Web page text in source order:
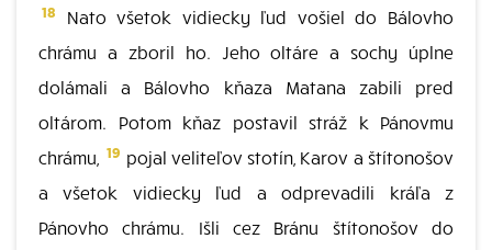
18
Nato všetok vidiecky ľud vošiel do Bálovho
chrámu a zboril ho. Jeho oltáre a sochy úplne
dolámali a Bálovho kňaza Matana zabili pred
oltárom. Potom kňaz postavil stráž k Pánovmu
chrámu,
19 pojal veliteľov stotín, Karov a štítonošov
a všetok vidiecky ľud a odprevadili kráľa z
Pánovho chrámu. Išli cez Bránu štítonošov do